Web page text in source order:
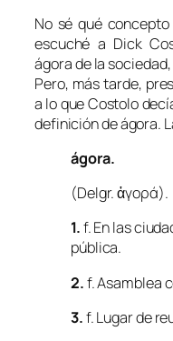
No sé qué
escuché a Dick
ágora de la
Pero, más tarde,
a lo que Costolo
definición de ágora.
ágora.
(Delgr.ἀγορά).
1.f. En las
pública.
2.f. Asamblea
3.f. Lugar de